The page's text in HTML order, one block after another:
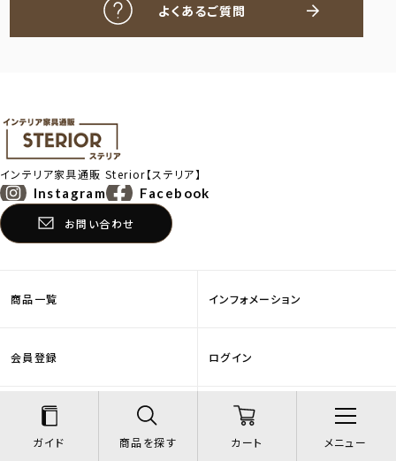
よくあるご質問
インテリア家具通販Sterior【ステリア】
Instagram Facebook
お問い合わせ
商品一覧 インフォメーション
会員登録 ログイン
当店について お客様の声